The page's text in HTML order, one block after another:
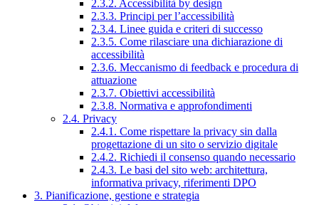
2.3.2. Accessibilità by design
2.3.3. Principi per l’accessibilità
2.3.4. Linee guida e criteri di successo
2.3.5. Come rilasciare una dichiarazione di
accessibilità
2.3.6. Meccanismo di feedback e procedura di
attuazione
2.3.7. Obiettivi accessibilità
2.3.8. Normativa e approfondimenti
2.4. Privacy
2.4.1. Come rispettare la privacy sin dalla
progettazione di un sito o servizio digitale
2.4.2. Richiedi il consenso quando necessario
2.4.3. Le basi del sito web: architettura,
informativa privacy, riferimenti DPO
3. Pianificazione, gestione e strategia